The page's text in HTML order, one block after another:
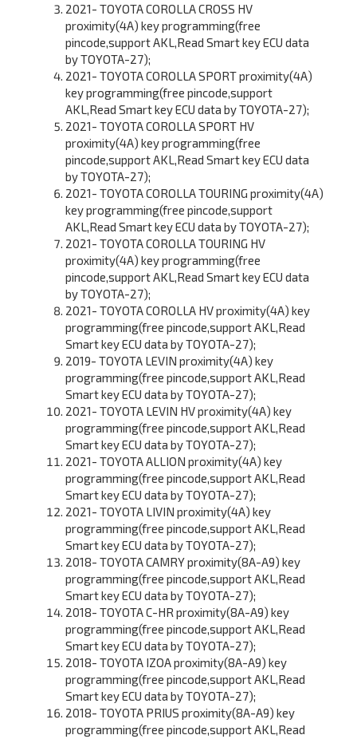
2021- TOYOTA COROLLA CROSS HV
proximity(4A) key programming(free
pincode,support AKL,Read Smart key ECU data
by TOYOTA-27);
2021- TOYOTA COROLLA SPORT proximity(4A)
key programming(free pincode,support
AKL,Read Smart key ECU data by TOYOTA-27);
2021- TOYOTA COROLLA SPORT HV
proximity(4A) key programming(free
pincode,support AKL,Read Smart key ECU data
by TOYOTA-27);
2021- TOYOTA COROLLA TOURING proximity(4A)
key programming(free pincode,support
AKL,Read Smart key ECU data by TOYOTA-27);
2021- TOYOTA COROLLA TOURING HV
proximity(4A) key programming(free
pincode,support AKL,Read Smart key ECU data
by TOYOTA-27);
2021- TOYOTA COROLLA HV proximity(4A) key
programming(free pincode,support AKL,Read
Smart key ECU data by TOYOTA-27);
2019- TOYOTA LEVIN proximity(4A) key
programming(free pincode,support AKL,Read
Smart key ECU data by TOYOTA-27);
2021- TOYOTA LEVIN HV proximity(4A) key
programming(free pincode,support AKL,Read
Smart key ECU data by TOYOTA-27);
2021- TOYOTA ALLION proximity(4A) key
programming(free pincode,support AKL,Read
Smart key ECU data by TOYOTA-27);
2021- TOYOTA LIVIN proximity(4A) key
programming(free pincode,support AKL,Read
Smart key ECU data by TOYOTA-27);
2018- TOYOTA CAMRY proximity(8A-A9) key
programming(free pincode,support AKL,Read
Smart key ECU data by TOYOTA-27);
2018- TOYOTA C-HR proximity(8A-A9) key
programming(free pincode,support AKL,Read
Smart key ECU data by TOYOTA-27);
2018- TOYOTA IZOA proximity(8A-A9) key
programming(free pincode,support AKL,Read
Smart key ECU data by TOYOTA-27);
2018- TOYOTA PRIUS proximity(8A-A9) key
programming(free pincode,support AKL,Read